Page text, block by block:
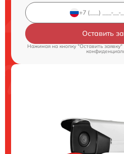
Оставить
Нажимая на кнопку "Оставить